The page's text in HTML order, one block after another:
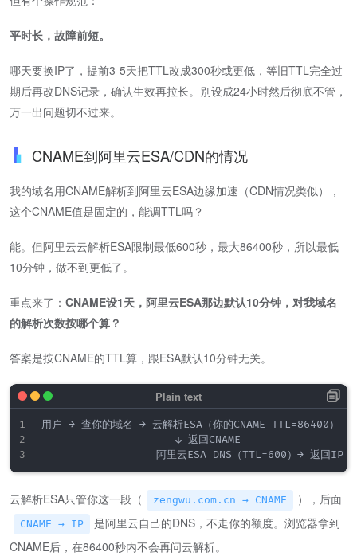
平时长，故障前短。
哪天要换IP了，提前3-5天把TTL改成300秒或更低，等旧TTL完全过
期后再改DNS记录，确认生效再拉长。别设成24小时然后彻底不管，
万一出问题切不过来。
CNAME到阿里云ESA/CDN的情况
我的域名用CNAME解析到阿里云ESA边缘加速（CDN情况类似），
这个CNAME值是固定的，能调TTL吗？
能。但阿里云云解析ESA限制最低600秒，最大86400秒，所以最低
10分钟，做不到更低了。
重点来了： CNAME设1天，阿里云ESA那边默认10分钟，对我域名
的解析次数按哪个算？
答案是按CNAME的TTL算，跟ESA默认10分钟无关。
用户 → 查你的域名 → 云解析ESA（你的CNAME TTL=86400）
                     ↓ 返回CNAME
云解析ESA只管你这一段（ zengwu.com.cn → CNAME ），后面
CNAME → IP
是阿里云自己的DNS，不走你的额度。浏览器拿到
CNAME后，在86400秒内不会再问云解析。